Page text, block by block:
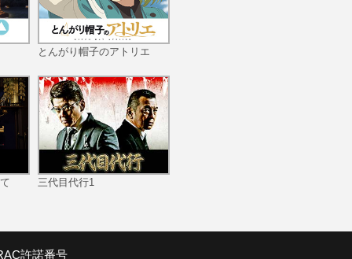
とんがり帽子のアトリエ
三代目代行1
許諾番号